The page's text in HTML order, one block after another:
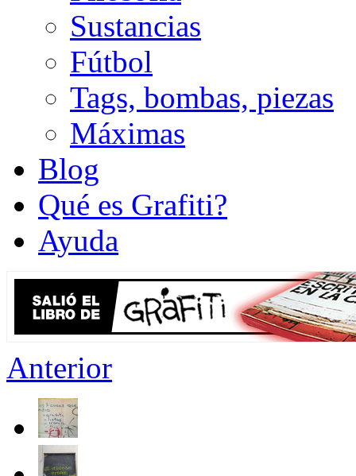
Sustancias
Fútbol
Tags, bombas, piezas
Máximas
Blog
Qué es Grafiti?
Ayuda
Anterior